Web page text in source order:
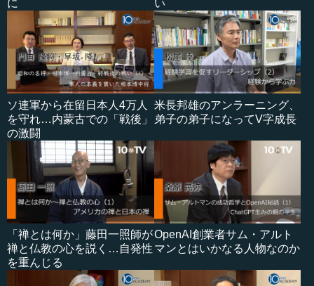
に
い
ソ連軍から在留日本人4万人
を守れ…内蒙古での「戦後」
の激闘
米長邦雄のアンラーニング、
弟子の弟子になってV字成長
「禅とは何か」藤田一照師が
禅と仏教の心を説く…自発性
を重んじる
OpenAI創業者サム・アルト
マンとはいかなる人物なのか